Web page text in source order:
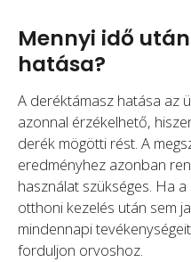
Mennyi idő
hatása?
A deréktámasz hatása az
azonnal érzékelhető,
derék mögötti rést. A
eredményhez azonban
használat szükséges. Ha
otthoni kezelés után sem
mindennapi
forduljon orvoshoz.